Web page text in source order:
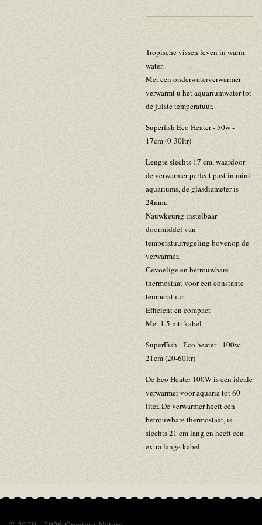
Tropische vissen leven in warm
water.
Met een onderwaterverwarmer
verwarmt u het aquariumwater tot
de juiste temperatuur.
Superfish Eco Heater - 50w -
17cm (0-30ltr)
Lengte slechts 17 cm, waardoor
de verwarmer perfect past in mini
aquariums, de glasdiameter is
24mm.
Nauwkeurig instelbaar
doormiddel van
temperatuurregeling bovenop de
verwarmer.
Gevoelige en betrouwbare
thermostaat voor een constante
temperatuur.
Efficient en compact
Met 1.5 mtr kabel
SuperFish - Eco heater - 100w -
21cm (20-60ltr)
De Eco Heater 100W is een ideale
verwarmer voor aquaria tot 60
liter. De verwarmer heeft een
betrouwbare thermostaat, is
slechts 21 cm lang en heeft een
extra lange kabel.